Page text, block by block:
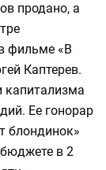
продано, а
фильме «В
Каптерев.
Ее гонорар
блондинок»
в 2